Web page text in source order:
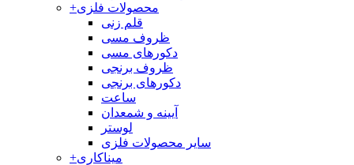
+محصولات فلزی
قلم زنی
ظروف مسی
دکورهای مسی
ظروف برنجی
دکورهای برنجی
ساعت
آیینه و شمعدان
لوستر
سایر محصولات فلزی
+میناکاری